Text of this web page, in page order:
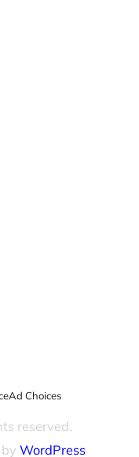
Ad Choices
reserved.
WordPress